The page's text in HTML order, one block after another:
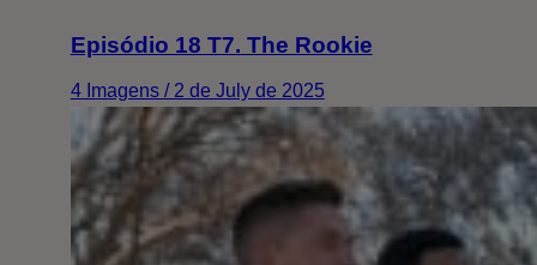
Episódio 18 T7. The Rookie
4 Imagens / 2 de July de 2025